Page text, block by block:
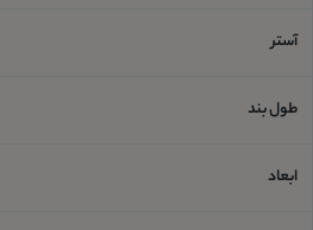
آستر
طول بند
ابعاد